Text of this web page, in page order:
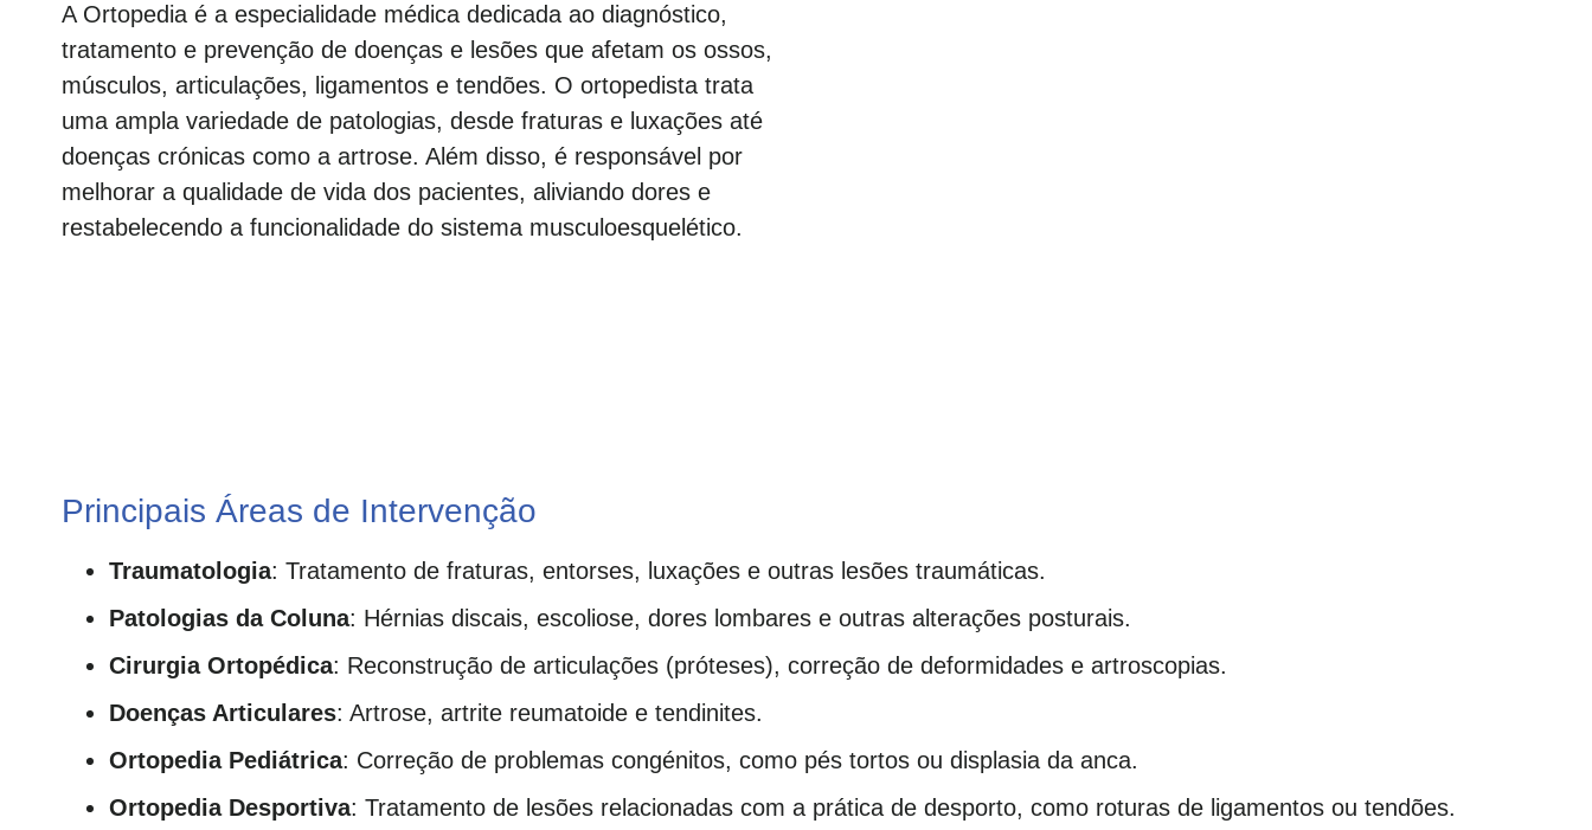
A Ortopedia é a especialidade médica dedicada ao diagnóstico,
tratamento e prevenção de doenças e lesões que afetam os ossos,
músculos, articulações, ligamentos e tendões. O ortopedista trata
uma ampla variedade de patologias, desde fraturas e luxações até
doenças crónicas como a artrose. Além disso, é responsável por
melhorar a qualidade de vida dos pacientes, aliviando dores e
restabelecendo a funcionalidade do sistema musculoesquelético.
Principais Áreas de Intervenção
Traumatologia: Tratamento de fraturas, entorses, luxações e outras lesões traumáticas.
Patologias da Coluna: Hérnias discais, escoliose, dores lombares e outras alterações posturais.
Cirurgia Ortopédica: Reconstrução de articulações (próteses), correção de deformidades e artroscopias.
Doenças Articulares: Artrose, artrite reumatoide e tendinites.
Ortopedia Pediátrica: Correção de problemas congénitos, como pés tortos ou displasia da anca.
Ortopedia Desportiva: Tratamento de lesões relacionadas com a prática de desporto, como roturas de ligamentos ou tendões.